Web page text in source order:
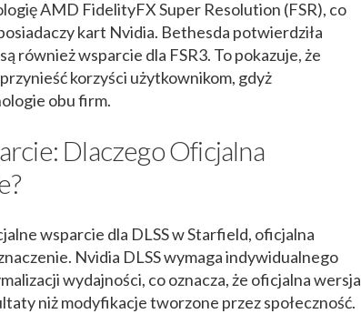
AMD FidelityFX Super Resolution (FSR), co
kart Nvidia. Bethesda potwierdziła
również wsparcie dla FSR3. To pokazuje, że
korzyści użytkownikom, gdyż
obu firm.
Dlaczego Oficjalna
wsparcie dla DLSS w Starfield, oficjalna
Nvidia DLSS wymaga indywidualnego
wydajności, co oznacza, że oficjalna wersja
niż modyfikacje tworzone przez społeczność.